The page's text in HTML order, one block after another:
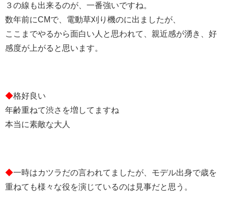
３の線も出来るのが、一番強いですね。
数年前にCMで、電動草刈り機のに出ましたが、
ここまでやるから面白い人と思われて、親近感が湧き、好
感度が上がると思います。
◆格好良い
年齢重ねて渋さを増してますね
本当に素敵な大人
◆一時はカツラだの言われてましたが、モデル出身で歳を
重ねても様々な役を演じているのは見事だと思う。